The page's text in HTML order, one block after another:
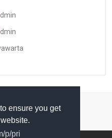
ensure you get
p/pri